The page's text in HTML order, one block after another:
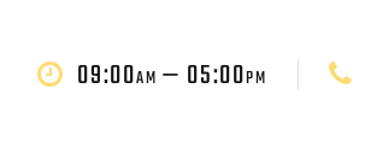
09:00AM — 05:00PM